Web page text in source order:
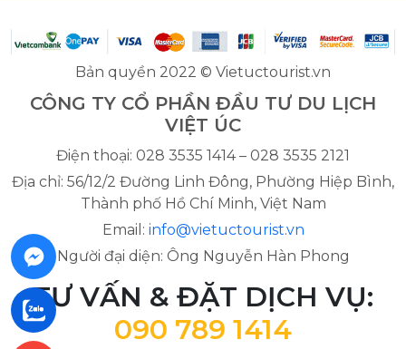
Bản quyền 2022 © Vietuctourist.vn
CÔNG TY CỔ PHẦN ĐẦU TƯ DU LỊCH
VIỆT ÚC
Điện thoại: 028 3535 1414 – 028 3535 2121
Địa chỉ: 56/12/2 Đường Linh Đông, Phường Hiệp Bình,
Thành phố Hồ Chí Minh, Việt Nam
Email: info@vietuctourist.vn
Người đại diện: Ông Nguyễn Hàn Phong
TƯ VẤN & ĐẶT DỊCH VỤ:
090 789 1414